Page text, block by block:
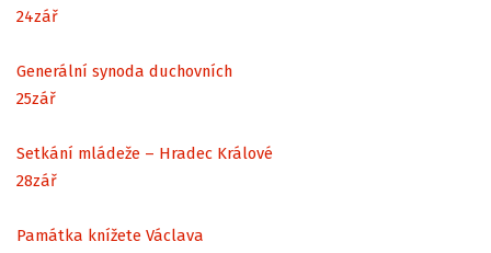
24zář
Generální synoda duchovních
25zář
Setkání mládeže – Hradec Králové
28zář
Památka knížete Václava